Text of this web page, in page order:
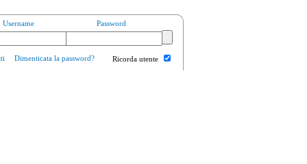
Username Password
Dimenticata la password? Ricorda utente